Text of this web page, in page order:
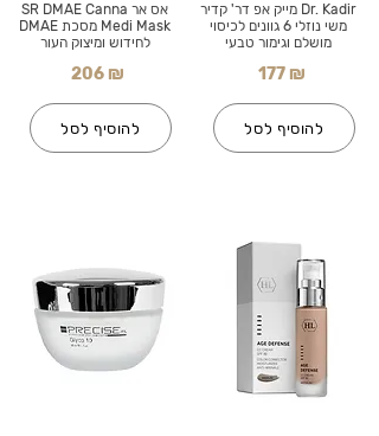
אס אר SR DMAE Canna
Medi Mask מסכת DMAE
לחידוש ומיצוק העור
206 ₪
להוסיף לסל
Dr. Kadir מייק אפ דר' קדיר
משי נוזלי 6 גוונים לכיסוי
מושלם וגימור טבעי
177 ₪
להוסיף לסל